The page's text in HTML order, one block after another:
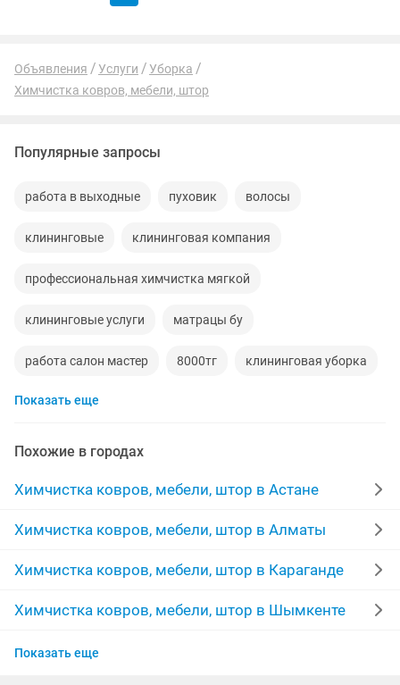
Объявления Услуги
Уборка
Химчистка ковров, мебели, штор
Популярные запросы
работа в выходные пуховик волосы
клининговые клининговая компания
профессиональная химчистка мягкой
клининговые услуги матрацы бу
работа салон мастер 8000тг клининговая уборка
табуретки
круги ростовые куклы вращающаяся по
цеха бригадир уборка мусора
пакет оборудования квартиру сниму
песок доставка листы кафель 21 коляски
работа инвалиду
Показать еще
Похожие в городах
Химчистка ковров, мебели, штор в Астане
Химчистка ковров, мебели, штор в Алматы
Химчистка ковров, мебели, штор в Караганде
Химчистка ковров, мебели, штор в Шымкенте
Химчистка ковров, мебели, штор в Усть-
Показать еще